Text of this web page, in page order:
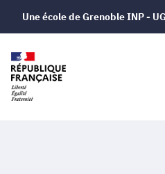
Une école de Grenoble INP -